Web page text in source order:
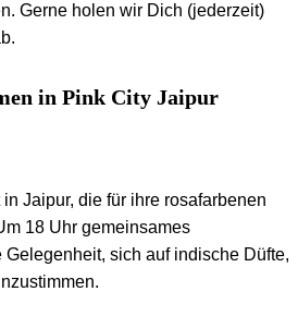
Gerne holen wir Dich (jederzeit)
in Pink City Jaipur
Jaipur, die für ihre rosafarbenen
18 Uhr gemeinsames
sich auf indische Düfte,